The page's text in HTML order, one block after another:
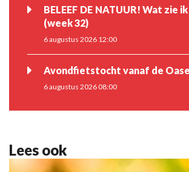
BELEEF DE NATUUR! Wat zie
(week 32)
6 augustus 2026 12:00
Avondfietstocht vanaf de Oase
6 augustus 2026 08:00
Lees ook